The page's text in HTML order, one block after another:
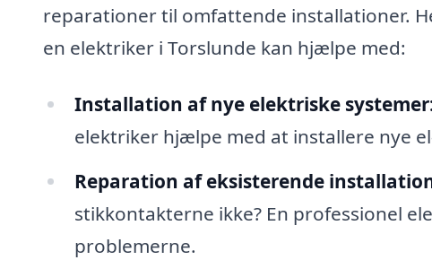
reparationer til omfattende installationer.
en elektriker i Torslunde kan hjælpe med:
Installation af nye elektriske
elektriker hjælpe med at installere nye
Reparation af eksisterende
stikkontakterne ikke? En professionel
problemerne.